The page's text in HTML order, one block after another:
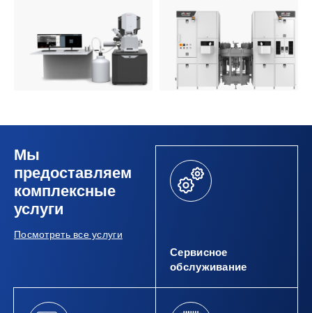
Мы
предоставляем
комплексные
услуги
Посмотреть все услуги
Сервисное
обслуживание